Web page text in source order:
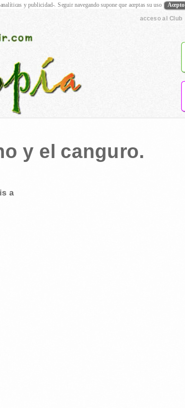
acceso al Club
y el canguro.
a
y publicidad-. Seguir navegando supone que aceptas su uso Acepto